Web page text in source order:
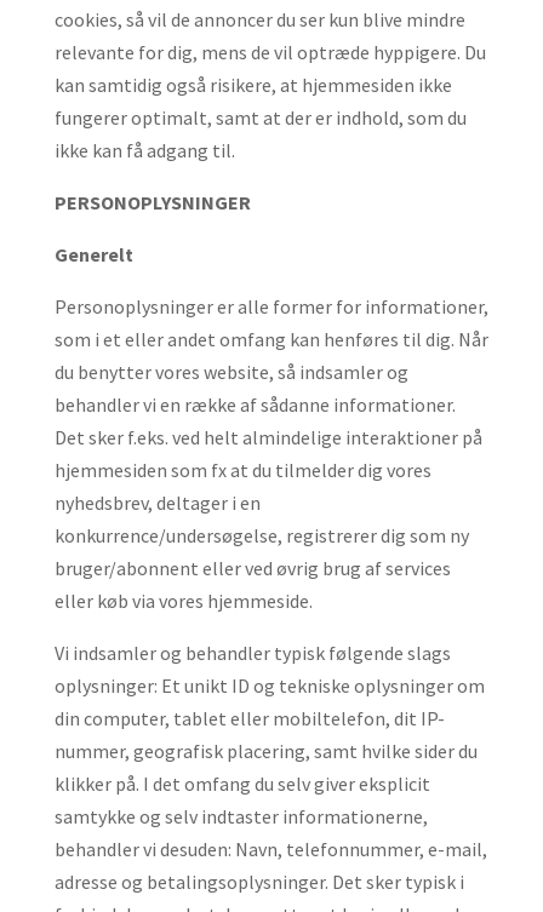
cookies, så vil de annoncer du ser kun blive mindre
relevante for dig, mens de vil optræde hyppigere. Du
kan samtidig også risikere, at hjemmesiden ikke
fungerer optimalt, samt at der er indhold, som du
ikke kan få adgang til.
PERSONOPLYSNINGER
Generelt
Personoplysninger er alle former for informationer,
som i et eller andet omfang kan henføres til dig. Når
du benytter vores website, så indsamler og
behandler vi en række af sådanne informationer.
Det sker f.eks. ved helt almindelige interaktioner på
hjemmesiden som fx at du tilmelder dig vores
nyhedsbrev, deltager i en
konkurrence/undersøgelse, registrerer dig som ny
bruger/abonnent eller ved øvrig brug af services
eller køb via vores hjemmeside.
Vi indsamler og behandler typisk følgende slags
oplysninger: Et unikt ID og tekniske oplysninger om
din computer, tablet eller mobiltelefon, dit IP-
nummer, geografisk placering, samt hvilke sider du
klikker på. I det omfang du selv giver eksplicit
samtykke og selv indtaster informationerne,
behandler vi desuden: Navn, telefonnummer, e-mail,
adresse og betalingsoplysninger. Det sker typisk i